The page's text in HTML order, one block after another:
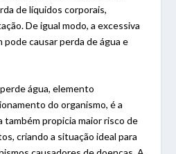
de líquidos corporais,
De igual modo, a excessiva
pode causar perda de água e
água, elemento
do organismo, é a
também propicia maior risco de
criando a situação ideal para